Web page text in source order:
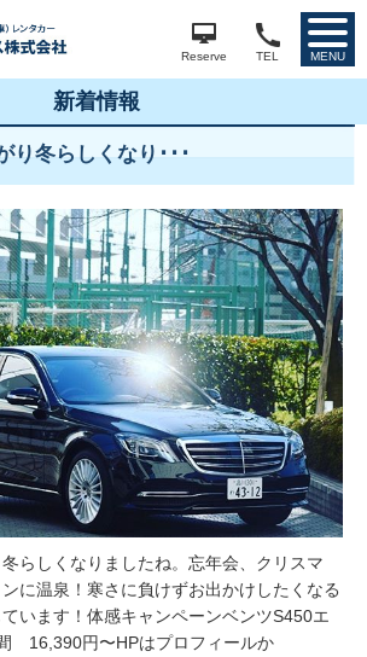
Reserve TEL MENU
新着情報
り冬らしくなり･･･
らしくなりましたね。忘年会、クリスマ
に温泉！寒さに負けずお出かけしたくなる
います！体感キャンペーンベンツS450エ
16,390円〜HPはプロフィールか